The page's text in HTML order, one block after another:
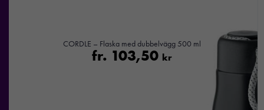
CORDLE – Flaska med dubbelvägg 500 ml
fr. 103,50 kr